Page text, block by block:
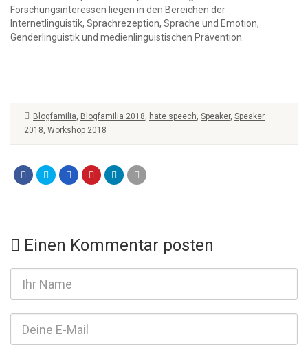
Forschungsinteressen liegen in den Bereichen der
Internetlinguistik, Sprachrezeption, Sprache und Emotion,
Genderlinguistik und medienlinguistischen Prävention.
Blogfamilia, Blogfamilia 2018, hate speech, Speaker, Speaker
2018, Workshop 2018
Einen Kommentar posten